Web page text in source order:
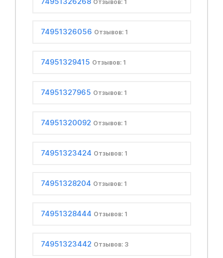
Отзывов: 1
74951326056 Отзывов: 1
74951329415 Отзывов: 1
74951327965 Отзывов: 1
74951320092 Отзывов: 1
74951323424 Отзывов: 1
74951328204 Отзывов: 1
74951328444 Отзывов: 1
74951323442 Отзывов: 3